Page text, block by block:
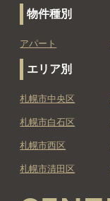
物件種別
アパート
エリア別
札幌市中央区
札幌市白石区
札幌市西区
札幌市清田区